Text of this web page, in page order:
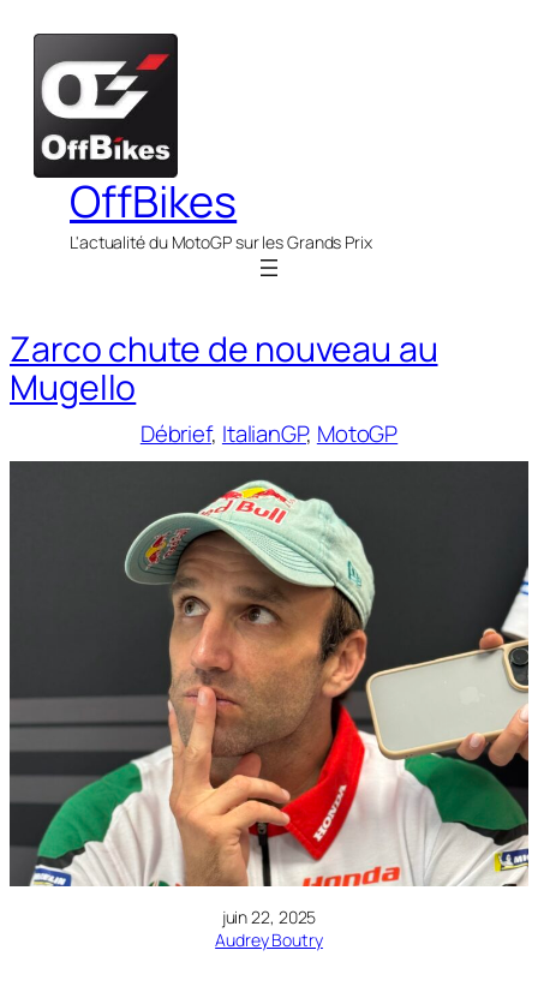
contenu
OffBikes
L'actualité du MotoGP sur les Grands Prix
Zarco chute de nouveau au
Mugello
Débrief, ItalianGP, MotoGP
juin 22, 2025
Audrey Boutry